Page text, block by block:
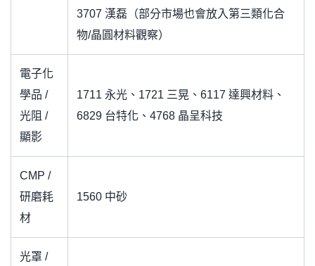
3707 漢磊（部分市場也會放入第三類化合
物/晶圓材料觀察）
電子化
學品 /
光阻 /
顯影
1711 永光、1721 三晃、6117 達興材料、
6829 台特化、4768 晶呈科技
CMP /
研磨耗
材
1560 中砂
光罩 /